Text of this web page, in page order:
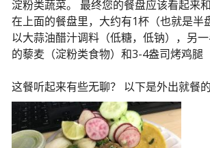
淀粉类蔬菜。 最终您的餐盘应该看起来
在上面的餐盘里，大约有1杯（也就是半
以大蒜油醋汁调料（低糖，低钠），另
的藜麦（淀粉类食物）和3-4盎司烤鸡腿
这餐听起来有些无聊？ 以下是外出就餐的